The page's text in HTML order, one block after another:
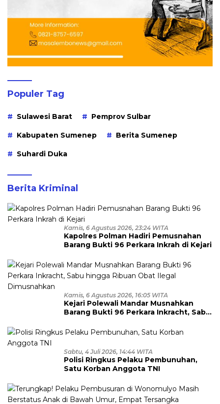
Populer Tag
Sulawesi Barat Pemprov Sulbar
Kabupaten Sumenep Berita Sumenep
Suhardi Duka
Berita Kriminal
Kamis, 6 Agustus 2026, 23:24 WITA
Kapolres Polman Hadiri Pemusnahan
Barang Bukti 96 Perkara Inkrah di Kejari
Kamis, 6 Agustus 2026, 16:05 WITA
Kejari Polewali Mandar Musnahkan
Barang Bukti 96 Perkara Inkracht, Sabu
Dimusnahkan
Sabtu, 4 Juli 2026, 14:44 WITA
Polisi Ringkus Pelaku Pembunuhan,
Satu Korban Anggota TNI